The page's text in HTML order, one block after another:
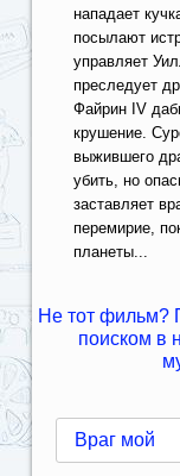
нападает
посылают
управляет
преследует
Файрин IV
крушение.
выжившего
убить, но
заставляет
перемирие,
планеты...
Не тот фильм?
поиском в